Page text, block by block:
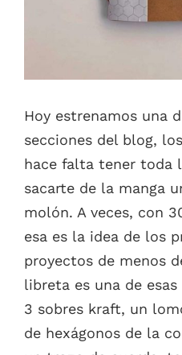
Hoy estrenamos una
secciones del blog, los
hace falta tener toda
sacarte de la manga
molón. A veces, con
esa es la idea de los
proyectos de menos
libreta es una de
3 sobres kraft, un
de hexágonos de la